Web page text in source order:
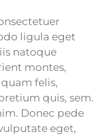
ligula eget
natoque
montes,
felis,
quis, sem.
Donec pede
eget,